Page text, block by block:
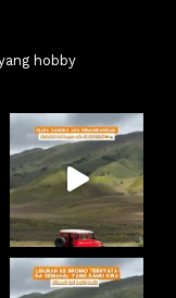
hobby